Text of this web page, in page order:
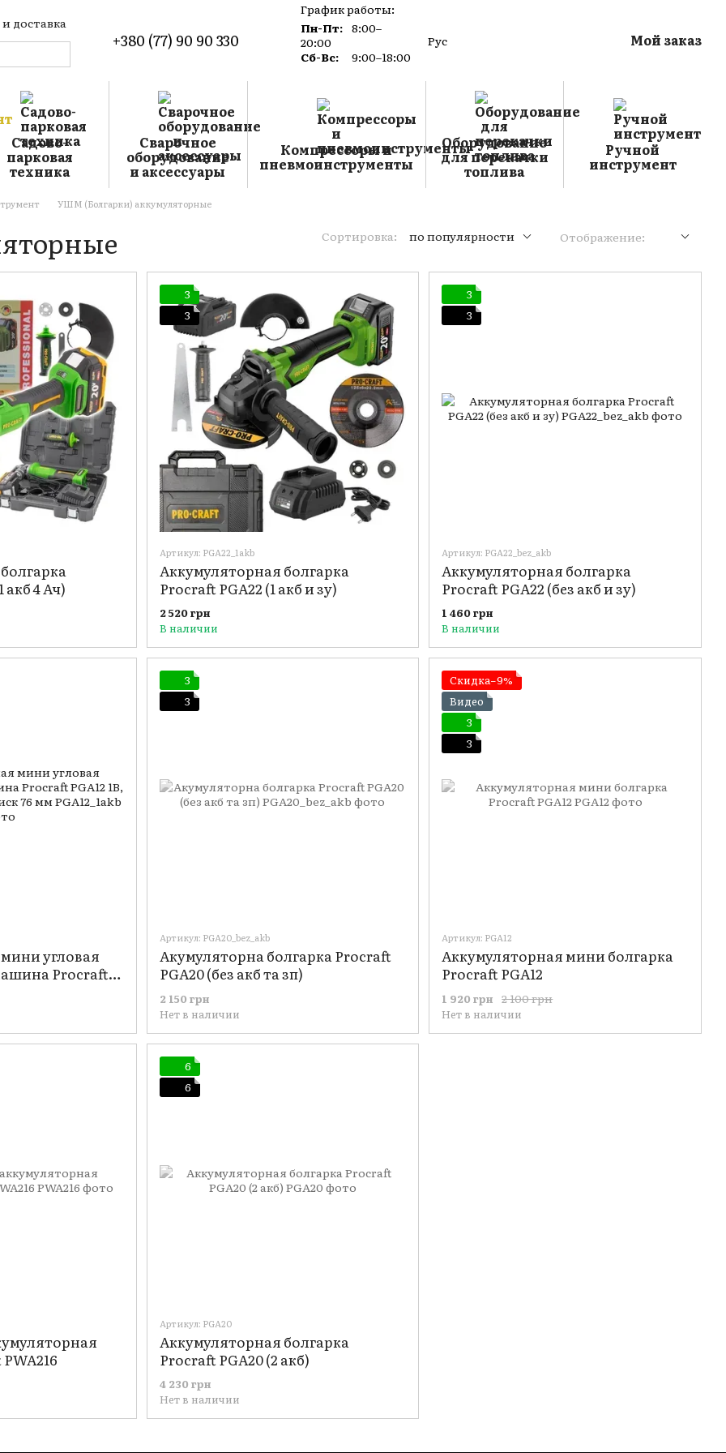
доставка
+380 (77) 90 90 330
График работы:
Пн-Пт: 8:00–
20:00
Сб-Вс:
9:00–18:00
Рус Мой заказ
Садово-
парковая
техника
Сварочное
оборудование
и аксессуары
Компрессоры и
пневмоинструменты
Оборудование
для перекачки
топлива
Ручной
инструмент
УШМ (Болгарки) аккумуляторные
Сортировка: по популярности Отображение:
акб 4 Ач)
3
3
Артикул: PGA22_1akb
Аккумуляторная болгарка
Procraft PGA22 (1 акб и зу)
2 520 грн
В наличии
3
3
Артикул: PGA22_bez_akb
Аккумуляторная болгарка
Procraft PGA22 (без акб и зу)
1 460 грн
В наличии
угловая
Procraft
2 Ач + ЗУ, диск
3
3
Артикул: PGA20_bez_akb
Акумуляторна болгарка Procraft
PGA20 (без акб та зп)
2 150 грн
Нет в наличии
Скидка−9%
Видео
3
3
Артикул: PGA12
Аккумуляторная мини болгарка
Procraft PGA12
2 100 грн
1 920 грн
Нет в наличии
6
6
Артикул: PGA20
Аккумуляторная болгарка
Procraft PGA20 (2 акб)
4 230 грн
Нет в наличии